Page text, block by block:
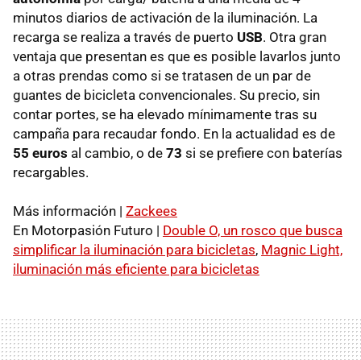
minutos diarios de activación de la iluminación. La
recarga se realiza a través de puerto USB. Otra gran
ventaja que presentan es que es posible lavarlos junto
a otras prendas como si se tratasen de un par de
guantes de bicicleta convencionales. Su precio, sin
contar portes, se ha elevado mínimamente tras su
campaña para recaudar fondo. En la actualidad es de
55 euros al cambio, o de 73 si se prefiere con baterías
recargables.
Más información | Zackees
En Motorpasión Futuro | Double O, un rosco que busca
simplificar la iluminación para bicicletas, Magnic Light,
iluminación más eficiente para bicicletas